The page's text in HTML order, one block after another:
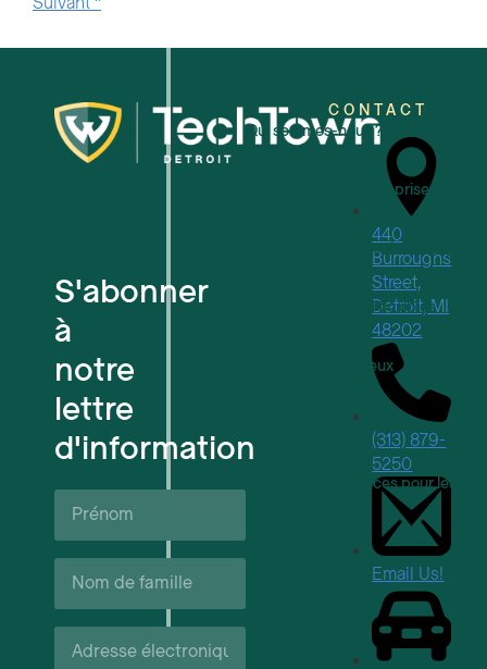
S'abonner
à
notre
lettre
d'information
Prénom*
Nom
de
Courriel*
Qui sommes-nous ?
Pour les petites entreprises
Pour les startups technologiques
Espaces de travail flexibles
Réservations de lieux
Événements à venir
Soutien et ressources pour les
CONTACT
440
Burroughs
Street,
Detroit, MI
48202
(313) 879-
5250
Email Us!